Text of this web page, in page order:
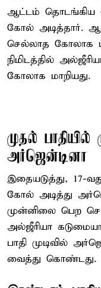
ஆட்டம் தொடங்கிய
கோல் அடித்தார்.
செல்லாத கோலாக
நிமிடத்தில்
கோலாக மாறியது.
முதல்
அர்ஜென்டினா
இதையடுத்து, 17-
கோல் அடித்து
முன்னிலை பெற
அல்ஜீரியா
பாதி முடிவில்
வைத்து கொண்டது.